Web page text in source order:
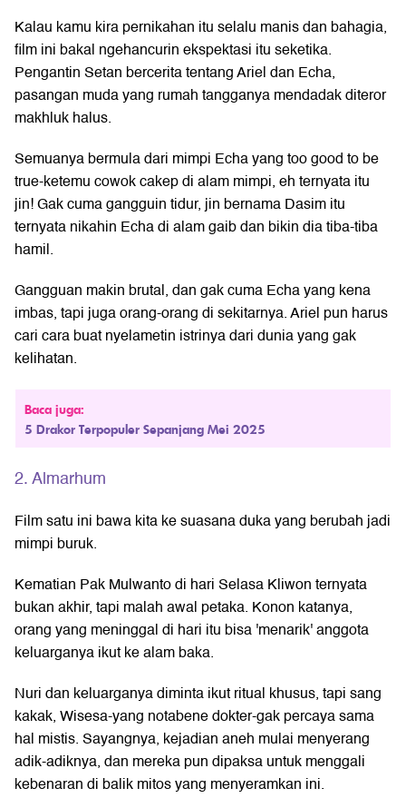
Kalau kamu kira pernikahan itu selalu manis dan bahagia,
film ini bakal ngehancurin ekspektasi itu seketika.
Pengantin Setan bercerita tentang Ariel dan Echa,
pasangan muda yang rumah tangganya mendadak diteror
makhluk halus.
Semuanya bermula dari mimpi Echa yang too good to be
true-ketemu cowok cakep di alam mimpi, eh ternyata itu
jin! Gak cuma gangguin tidur, jin bernama Dasim itu
ternyata nikahin Echa di alam gaib dan bikin dia tiba-tiba
hamil.
Gangguan makin brutal, dan gak cuma Echa yang kena
imbas, tapi juga orang-orang di sekitarnya. Ariel pun harus
cari cara buat nyelametin istrinya dari dunia yang gak
kelihatan.
Baca juga:
5 Drakor Terpopuler Sepanjang Mei 2025
2. Almarhum
Film satu ini bawa kita ke suasana duka yang berubah jadi
mimpi buruk.
Kematian Pak Mulwanto di hari Selasa Kliwon ternyata
bukan akhir, tapi malah awal petaka. Konon katanya,
orang yang meninggal di hari itu bisa 'menarik' anggota
keluarganya ikut ke alam baka.
Nuri dan keluarganya diminta ikut ritual khusus, tapi sang
kakak, Wisesa-yang notabene dokter-gak percaya sama
hal mistis. Sayangnya, kejadian aneh mulai menyerang
adik-adiknya, dan mereka pun dipaksa untuk menggali
kebenaran di balik mitos yang menyeramkan ini.